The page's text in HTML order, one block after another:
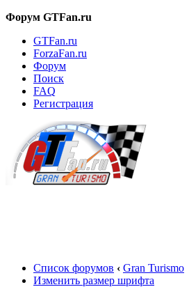
Форум GTFan.ru
GTFan.ru
ForzaFan.ru
Форум
Поиск
FAQ
Регистрация
Список форумов ‹ Gran Turismo
Изменить размер шрифта